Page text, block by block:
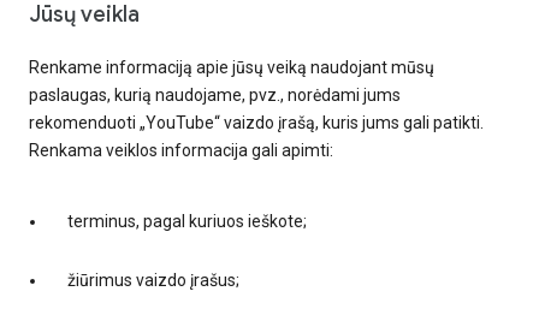
Jūsų veikla
Renkame informaciją apie jūsų veiką naudojant mūsų
paslaugas, kurią naudojame, pvz., norėdami jums
rekomenduoti „YouTube“ vaizdo įrašą, kuris jums gali patikti.
Renkama veiklos informacija gali apimti:
terminus, pagal kuriuos ieškote;
žiūrimus vaizdo įrašus;